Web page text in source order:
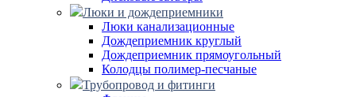
Люки и дождеприемники
Люки канализационные
Дождеприемник круглый
Дождеприемник прямоугольный
Колодцы полимер-песчаные
Трубопровод и фитинги